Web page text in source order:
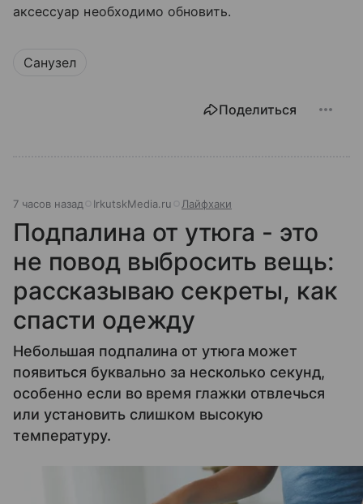
аксессуар необходимо обновить.
Санузел
Поделиться
7 часов назад IrkutskMedia.ru Лайфхаки
Подпалина от утюга - это
не повод выбросить вещь:
рассказываю секреты, как
спасти одежду
Небольшая подпалина от утюга может
появиться буквально за несколько секунд,
особенно если во время глажки отвлечься
или установить слишком высокую
температуру.